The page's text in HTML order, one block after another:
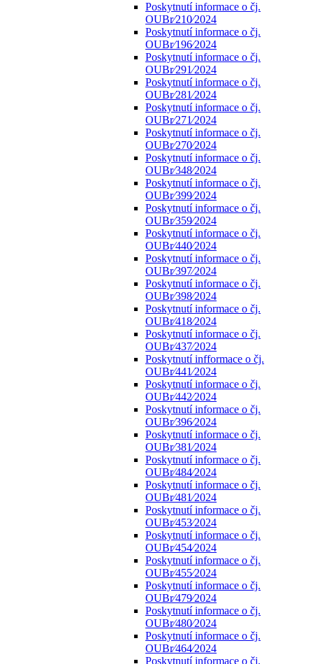
Poskytnutí informace o čj.
OUBr⁄210⁄2024
Poskytnutí informace o čj.
OUBr⁄196⁄2024
Poskytnutí informace o čj.
OUBr⁄291⁄2024
Poskytnutí informace o čj.
OUBr⁄281⁄2024
Poskytnutí informace o čj.
OUBr⁄271⁄2024
Poskytnutí informace o čj.
OUBr⁄270⁄2024
Poskytnutí informace o čj.
OUBr⁄348⁄2024
Poskytnutí informace o čj.
OUBr⁄399⁄2024
Poskytnutí informace o čj.
OUBr⁄359⁄2024
Poskytnutí informace o čj.
OUBr⁄440⁄2024
Poskytnutí informace o čj.
OUBr⁄397⁄2024
Poskytnutí informace o čj.
OUBr⁄398⁄2024
Poskytnutí informace o čj.
OUBr⁄418⁄2024
Poskytnutí informace o čj.
OUBr⁄437⁄2024
Poskytnutí infformace o čj.
OUBr⁄441⁄2024
Poskytnutí informace o čj.
OUBr⁄442⁄2024
Poskytnutí informace o čj.
OUBr⁄396⁄2024
Poskytnutí informace o čj.
OUBr⁄381⁄2024
Poskytnutí informace o čj.
OUBr⁄484⁄2024
Poskytnutí informace o čj.
OUBr⁄481⁄2024
Poskytnutí informace o čj.
OUBr⁄453⁄2024
Poskytnutí informace o čj.
OUBr⁄454⁄2024
Poskytnutí informace o čj.
OUBr⁄455⁄2024
Poskytnutí informace o čj.
OUBr⁄479⁄2024
Poskytnutí informace o čj.
OUBr⁄480⁄2024
Poskytnutí informace o čj.
OUBr⁄464⁄2024
Poskytnutí informace o čj.